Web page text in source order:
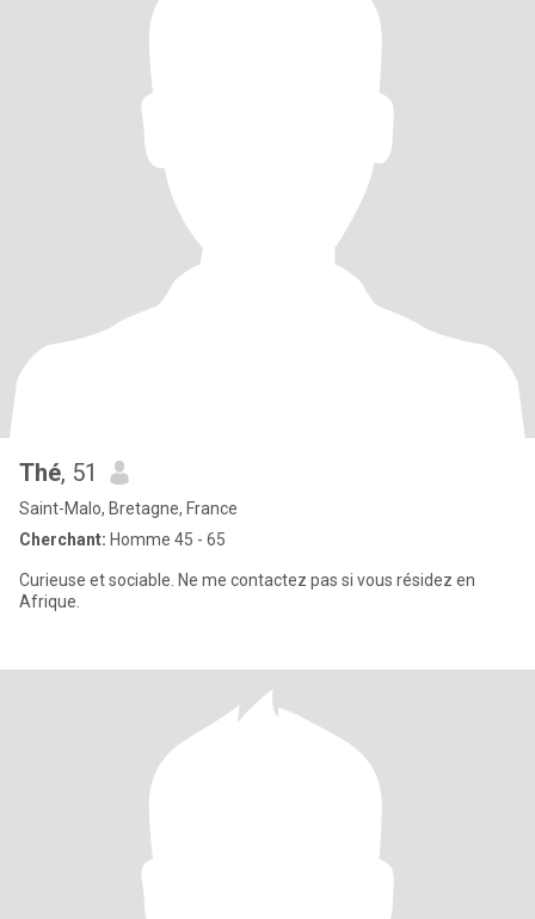
Thé, 51
Saint-Malo, Bretagne, France
Cherchant: Homme 45 - 65
Curieuse et sociable. Ne me contactez pas si vous résidez en
Afrique.